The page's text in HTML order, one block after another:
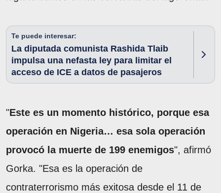
Te puede interesar:
La diputada comunista Rashida Tlaib
impulsa una nefasta ley para limitar el
acceso de ICE a datos de pasajeros
"Este es un momento histórico, porque esa
operación en Nigeria… esa sola operación
provocó la muerte de 199 enemigos", afirmó
Gorka. "Esa es la operación de
contraterrorismo más exitosa desde el 11 de